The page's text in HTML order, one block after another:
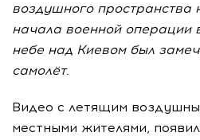
воздушного пространства
начала военной операции
небе над Киевом был
самолёт.
Видео с летящим
местными жителями,